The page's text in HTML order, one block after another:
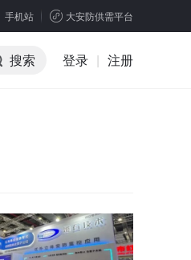
手机站 大安防供需平台
搜索 登录 | 注册